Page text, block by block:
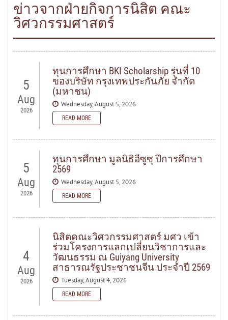
ข่าวจากฝ่ายกิจการนิสิต คณะ
วิศวกรรมศาสตร์
5
Aug
2026
ทุนการศึกษา BKI Scholarship รุ่นที่ 10
ของบริษัท กรุงเทพประกันภัย จำกัด
(มหาชน)
Wednesday, August 5, 2026
READ MORE
5
Aug
2026
ทุนการศึกษา มูลนิธิอีซูซุ ปีการศึกษา
2569
Wednesday, August 5, 2026
READ MORE
4
Aug
2026
นิสิตคณะวิศวกรรมศาสตร์ มศว เข้า
ร่วมโครงการแลกเปลี่ยนวิชาการและ
วัฒนธรรม ณ Guiyang University
สาธารณรัฐประชาชนจีน ประจำปี 2569
Tuesday, August 4, 2026
READ MORE